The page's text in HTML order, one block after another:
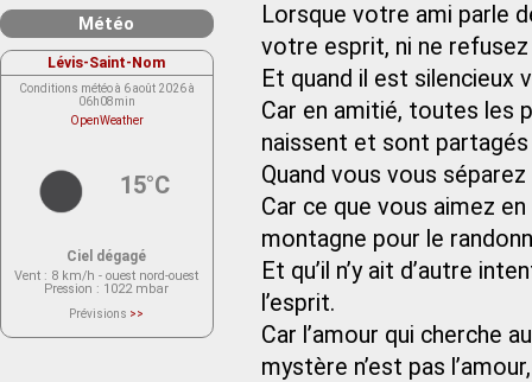
Lorsque votre ami parle
votre esprit, ni ne refusez
Et quand il est
Car en amitié, toutes les
naissent et sont
Quand vous vous
Car ce que vous aimez
montagne pour le
Et qu’il n’y ait d’autre
l’esprit.
Car l’amour qui cherche
mystère n’est pas
Météo
Lévis-Saint-Nom
Conditions météo à 6 août 2026 à
06h08min
OpenWeather
15°C
Ciel dégagé
Vent : 8 km/h - ouest nord-ouest
Pression : 1022 mbar
Prévisions >>
actuellement aucune prévision